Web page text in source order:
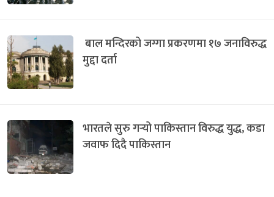
बाल मन्दिरको जग्गा प्रकरणमा १७ जनाविरुद्ध
मुद्दा दर्ता
भारतले सुरु गर्‍यो पाकिस्तान विरुद्ध युद्ध, कडा
जवाफ दिदै पाकिस्तान